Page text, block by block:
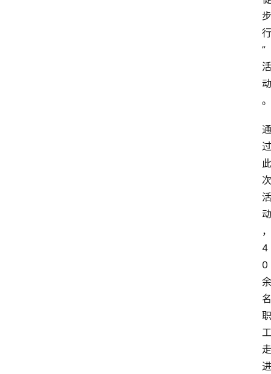
步
行
”
活
动
。
通
过
此
次
活
动
，
4
0
余
名
职
工
走
进